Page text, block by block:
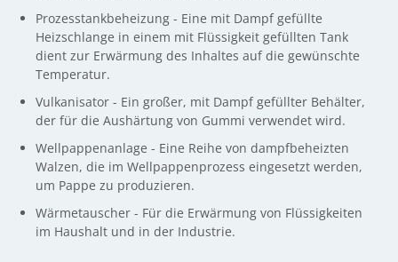
Prozesstankbeheizung - Eine mit Dampf gefüllte
Heizschlange in einem mit Flüssigkeit gefüllten Tank
dient zur Erwärmung des Inhaltes auf die gewünschte
Temperatur.
Vulkanisator - Ein großer, mit Dampf gefüllter Behälter,
der für die Aushärtung von Gummi verwendet wird.
Wellpappenanlage - Eine Reihe von dampfbeheizten
Walzen, die im Wellpappenprozess eingesetzt werden,
um Pappe zu produzieren.
Wärmetauscher - Für die Erwärmung von Flüssigkeiten
im Haushalt und in der Industrie.